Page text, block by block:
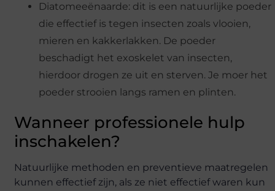
Diatomeeënaarde: dit is een natuurlijke poeder
die effectief is tegen insecten zoals vlooien,
mieren en kakkerlakken. De poeder
beschadigt het exoskelet van insecten,
hierdoor drogen ze uit en sterven. Je moer het
poeder strooien langs ramen en plinten.
Wanneer professionele hulp
inschakelen?
Natuurlijke methoden en preventieve maatregelen
kunnen effectief zijn, als ze niet effectief waren kun